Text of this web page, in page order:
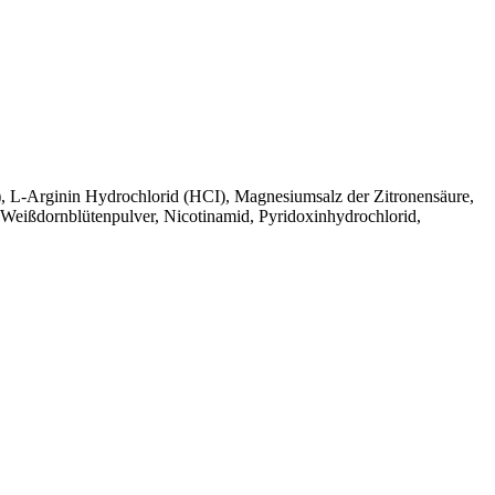
Arginin Hydrochlorid (HCI), Magnesiumsalz der Zitronensäure,
Nicotinamid, Pyridoxinhydrochlorid,